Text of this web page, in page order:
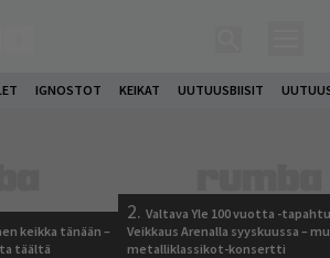
IGNOSTOT KEIKAT UUTUUSBIISIT
keikka tänään –
täältä
2. Valtava Yle 100 vuotta -
Veikkaus Arenalla syyskuussa –
metalliklassikot-konsertti